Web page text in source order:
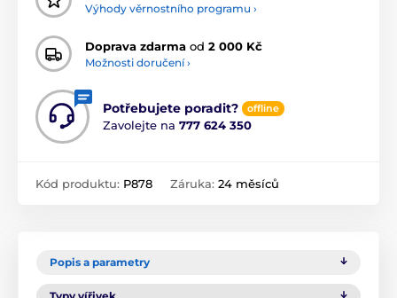
Výhody věrnostního programu ›
Doprava zdarma od 2 000 Kč
Možnosti doručení ›
Potřebujete poradit? offline
Zavolejte na 777 624 350
Kód produktu: P878 Záruka: 24 měsíců
Popis a parametry